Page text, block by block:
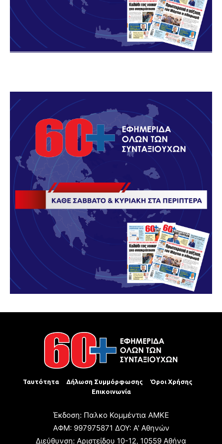
Ταυτότητα Δήλωση Συμμόρφωσης
Όροι Χρήσης
Επικοινωνία
Έκδοση: Παλκο Κομμέντια ΑΜΚΕ
ΑΦΜ: 997975871 ΔΟΥ: Α' Αθηνών
Διεύθυνση: Αριστείδου 10-12, 10559 Αθήνα